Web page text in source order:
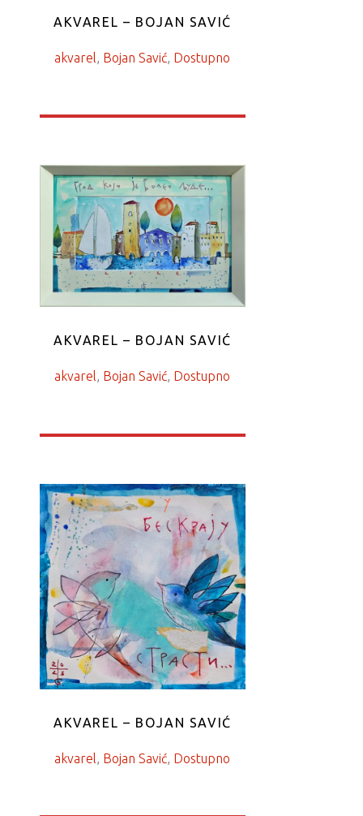
AKVAREL – BOJAN SAVIĆ
akvarel Bojan Savić Dostupno
AKVAREL – BOJAN SAVIĆ
akvarel, Bojan Savić, Dostupno
AKVAREL – BOJAN SAVIĆ
akvarel Bojan Savić Dostupno